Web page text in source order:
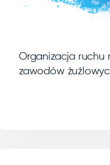
Organizacja ruchu
zawodów